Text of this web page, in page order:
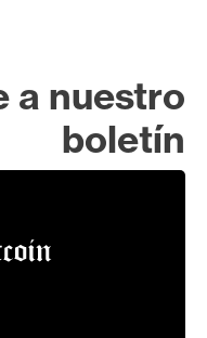
a nuestro
boletín